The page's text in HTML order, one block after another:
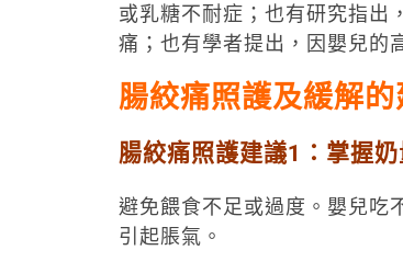
或乳糖不耐症；也有研究指出
痛；也有學者提出，因嬰兒的
腸絞痛照護及緩解的
腸絞痛照護建議1 ：掌握
避免餵食不足或過度。嬰兒吃
引起脹氣。